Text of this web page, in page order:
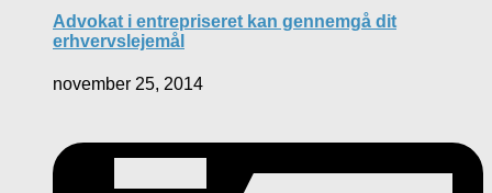
Advokat i entrepriseret kan gennemgå dit
erhvervslejemål
november 25, 2014